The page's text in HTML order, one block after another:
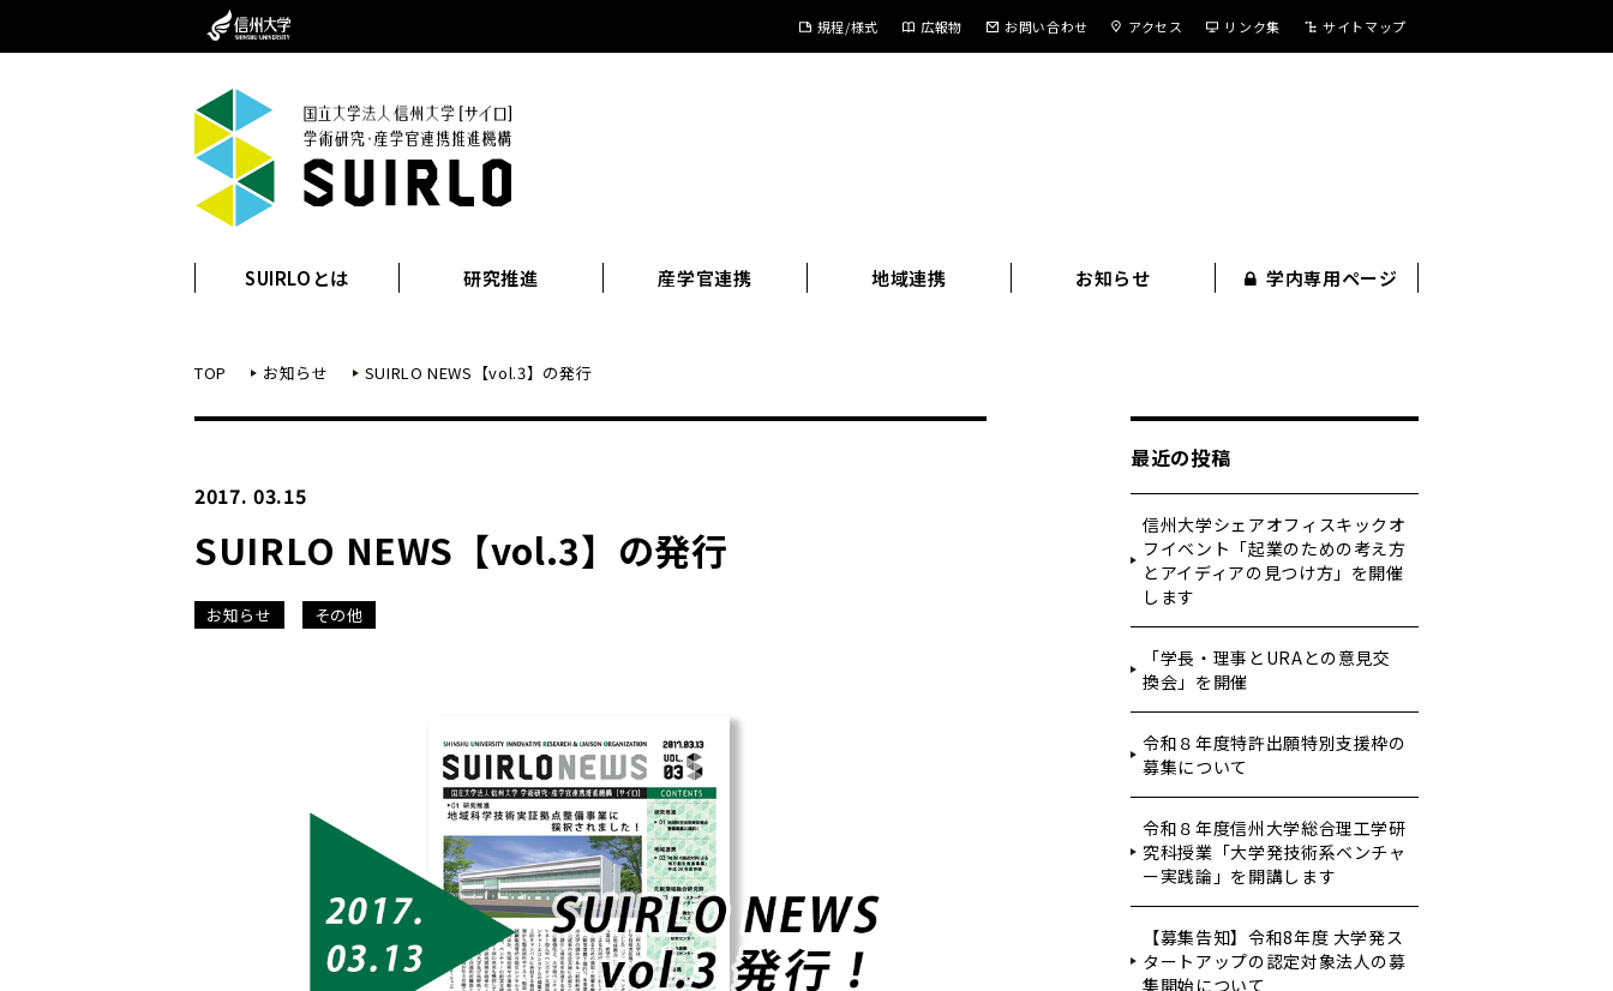
サイトマップ
リンク集
アクセス
お問い合わせ
広報物
規程/様式
SUIRLOとは 研究推進 産学官連携 地域連携 お知らせ 学内専用ページ
TOP お知らせ SUIRLO NEWS【vol.3】の発行
2017. 03.15
SUIRLO NEWS【vol.3】の発行
お知らせ その他
最近の投稿
信州大学シェアオフィスキックオ
フイベント「起業のための考え方
とアイディアの見つけ方」を開催
します
「学長・理事とURAとの意見交
換会」を開催
令和８年度特許出願特別支援枠の
募集について
令和８年度信州大学総合理工学研
究科授業「大学発技術系ベンチャ
ー実践論」を開講します
【募集告知】令和8年度 大学発ス
タートアップの認定対象法人の募
集開始について